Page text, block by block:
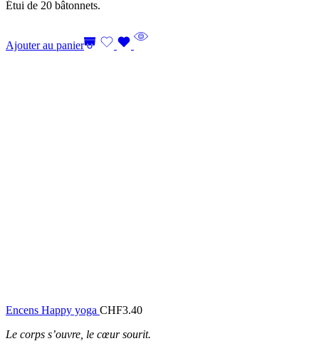
Étui de 20 bâtonnets.
Ajouter au panier
Encens Happy yoga CHF3.40
Le corps s’ouvre, le cœur sourit.